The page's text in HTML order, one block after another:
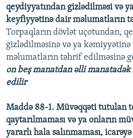
qeydiyyatından gizlədilməsi və
keyfiyyətinə dair məlumatların
Torpaqların dövlət uçotundan,
gizlədilməsinə və ya
məlumatların təhrif edilməsinə
on beş manatdan əlli
edilir
Maddə 88-1. Müvəqqəti tutulan
qaytarılmaması və ya onların
yararlı hala salınmaması,